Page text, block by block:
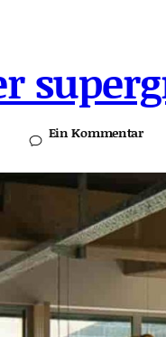
Ein Kommentar